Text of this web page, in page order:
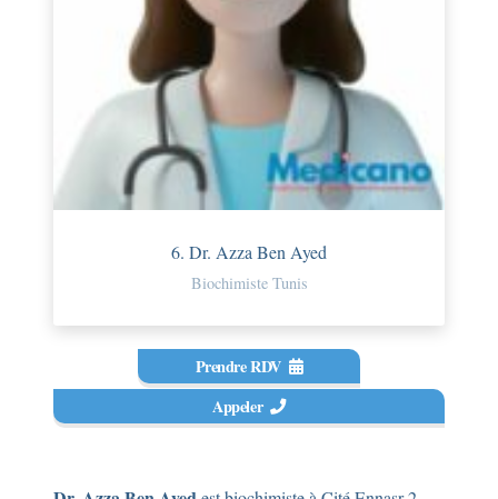
6. Dr. Azza Ben Ayed
Biochimiste Tunis
Prendre RDV
Appeler